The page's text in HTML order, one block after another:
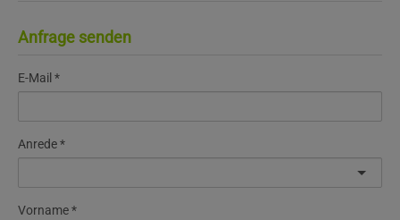
Anfrage senden
E-Mail
Anrede
Vorname